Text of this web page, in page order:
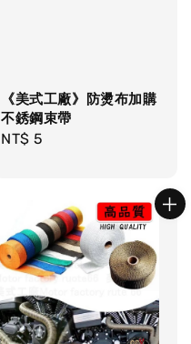
《美式工廠》防燙布加購
不銹鋼束帶
Regular
NT$ 5